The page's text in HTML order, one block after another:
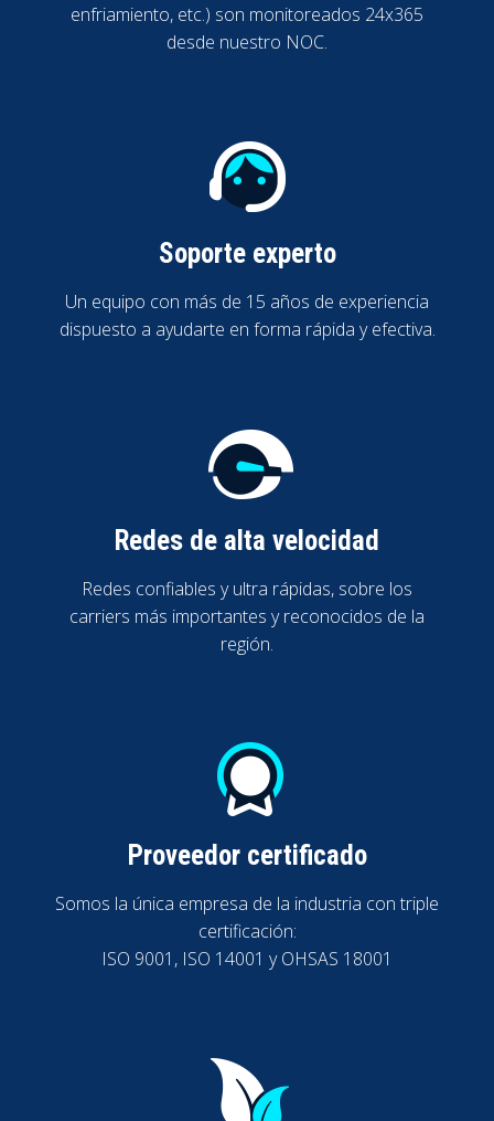
enfriamiento, etc.) son monitoreados 24x365
desde nuestro NOC.
Soporte experto
Un equipo con más de 15 años de experiencia
dispuesto a ayudarte en forma rápida y efectiva.
Redes de alta velocidad
Redes confiables y ultra rápidas, sobre los
carriers más importantes y reconocidos de la
región.
Proveedor certificado
Somos la única empresa de la industria con triple
certificación:
ISO 9001, ISO 14001 y OHSAS 18001